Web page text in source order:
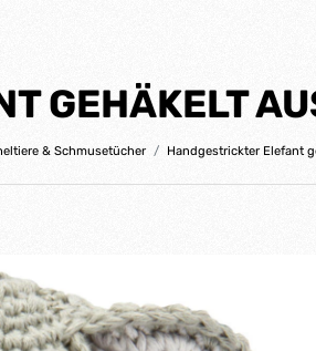
GEHÄKELT
& Schmusetücher Handgestrickter Elefant